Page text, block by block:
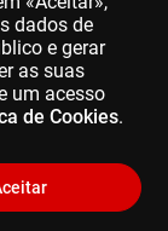
dados de
e gerar
as suas
um acesso
de Cookies.